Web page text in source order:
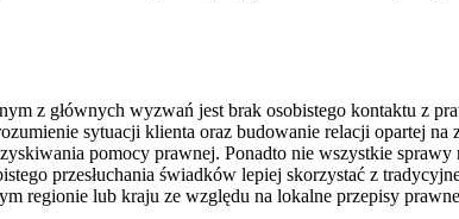
z głównych wyzwań jest brak osobistego kontaktu z
sytuacji klienta oraz budowanie relacji opartej
pomocy prawnej. Ponadto nie wszystkie sprawy
przesłuchania świadków lepiej skorzystać z
regionie lub kraju ze względu na lokalne przepisy